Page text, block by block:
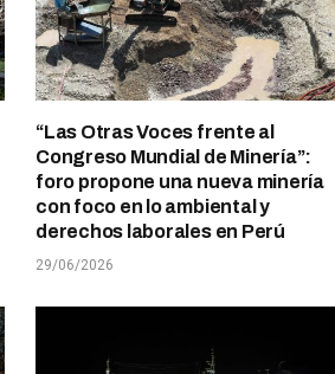
“Las Otras Voces frente al
Congreso Mundial de Minería”:
foro propone una nueva minería
con foco en lo ambiental y
derechos laborales en Perú
29/06/2026